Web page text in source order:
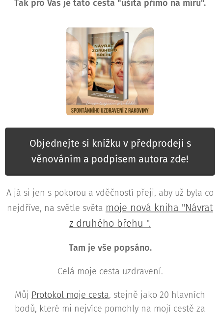
Tak pro Vás je tato cesta "ušitá přímo na míru".
Objednejte si knížku v předprodeji s
věnováním a podpisem autora zde!
A já si jen s pokorou a vděčností přeji, aby už byla co
nejdříve, na světle světa moje nová kniha "Návrat
z druhého břehu ".
Tam je vše popsáno.
Celá moje cesta uzdravení.
Můj Protokol moje cesta, stejně jako 20 hlavních
bodů, které mi nejvíce pomohly na mojí cestě za